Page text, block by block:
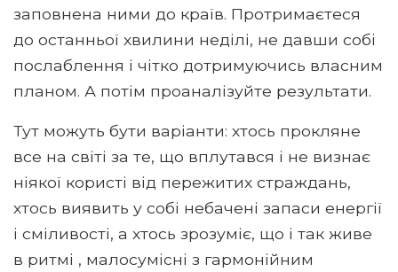
заповнена ними до країв. Протримаєтеся
до останньої хвилини неділі, не давши собі
послаблення і чітко дотримуючись власним
планом. А потім проаналізуйте результати.
Тут можуть бути варіанти: хтось прокляне
все на світі за те, що вплутався і не визнає
ніякої користі від пережитих страждань,
хтось виявить у собі небачені запаси енергії
і сміливості, а хтось зрозуміє, що і так живе
в ритмі , малосумісні з гармонійним